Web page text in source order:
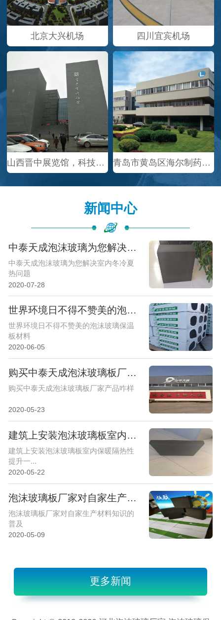
北京大兴机场 四川宜宾机场
山西晋中展览馆，科技馆，博物馆 青岛市黄岛区海尔制药分厂
更多案例
新闻中心
中泰天成泡沫玻璃为您解决室内冬冷夏热问题
中泰天成泡沫玻璃为您解决室内冬冷夏
热问题
2020-07-28
世界环境日不得不赞美的泡沫玻璃保温板材料
世界环境日不得不赞美的泡沫玻璃保温
板材料
2020-06-05
购买中泰天成泡沫玻璃板厂家产品咋样
购买中泰天成泡沫玻璃板厂家产品咋样
2020-05-23
建筑上安装泡沫玻璃板室内保暖隔热性提升一个档次
建筑上安装泡沫玻璃板室内保暖隔热性
提升一...
2020-05-22
泡沫玻璃板厂家对自家生产材料知识的普及
泡沫玻璃板厂家对自家生产材料知识的
普及
2020-05-09
更多新闻